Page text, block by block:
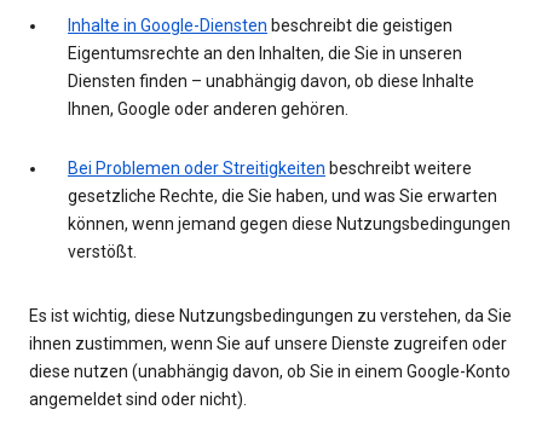
Inhalte in Google-Diensten beschreibt die geistigen
Eigentumsrechte an den Inhalten, die Sie in unseren
Diensten finden – unabhängig davon, ob diese Inhalte
Ihnen, Google oder anderen gehören.
Bei Problemen oder Streitigkeiten beschreibt weitere
gesetzliche Rechte, die Sie haben, und was Sie erwarten
können, wenn jemand gegen diese Nutzungsbedingungen
verstößt.
Es ist wichtig, diese Nutzungsbedingungen zu verstehen, da Sie
ihnen zustimmen, wenn Sie auf unsere Dienste zugreifen oder
diese nutzen (unabhängig davon, ob Sie in einem Google-Konto
angemeldet sind oder nicht).